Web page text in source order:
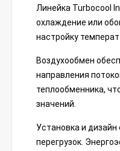
Линейка Turbocool
охлаждение или
настройку
Воздухообмен
направления
теплообменника,
значений.
Установка и
перегрузок.